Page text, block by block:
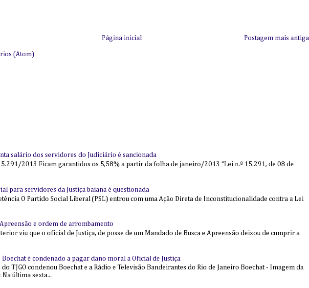
Postagem mais antiga
Página inicial
(Atom)
salário dos servidores do Judiciário é sancionada
2013 Ficam garantidos os 5,58% a partir da folha de janeiro/2013 “Lei n.º 15.291, de 08 de
para servidores da Justiça baiana é questionada
O Partido Social Liberal (PSL) entrou com uma Ação Direta de Inconstitucionalidade contra a Lei
e ordem de arrombamento
viu que o oficial de Justiça, de posse de um Mandado de Busca e Apreensão deixou de cumprir a
Boechat é condenado a pagar dano moral a Oficial de Justiça
do TJGO condenou Boechat e a Rádio e Televisão Bandeirantes do Rio de Janeiro Boechat - Imagem da
última sexta...